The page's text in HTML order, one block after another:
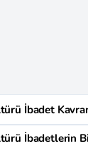
İbadet
İbadetlerin